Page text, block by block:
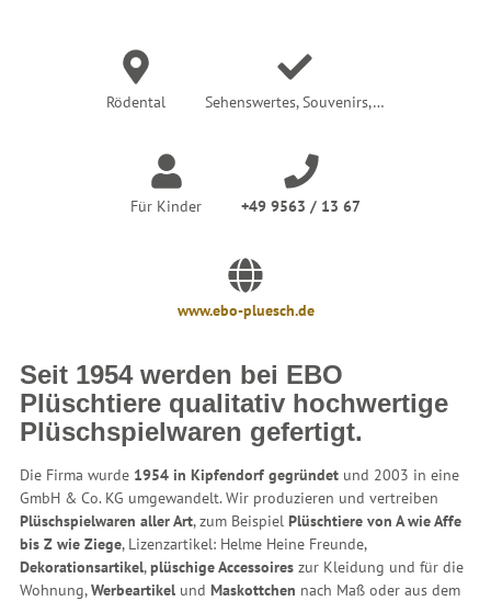
Rödental Sehenswertes, Souvenirs,…
Für Kinder +49 9563 / 13 67
www.ebo-pluesch.de
Seit 1954 werden bei EBO
Plüschtiere qualitativ hochwertige
Plüschspielwaren gefertigt.
Die Firma wurde 1954 in Kipfendorf gegründet und 2003 in eine
GmbH & Co. KG umgewandelt. Wir produzieren und vertreiben
Plüschspielwaren aller Art, zum Beispiel Plüschtiere von A wie Affe
bis Z wie Ziege, Lizenzartikel: Helme Heine Freunde,
Dekorationsartikel,plüschige Accessoires zur Kleidung und für die
Wohnung,Werbeartikel und Maskottchen nach Maß oder aus dem